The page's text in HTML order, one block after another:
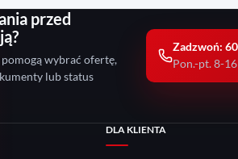
przed
wybrać ofertę,
lub status
Zadzwoń:
Pon.-pt. 8-16
DLA KLIENTA